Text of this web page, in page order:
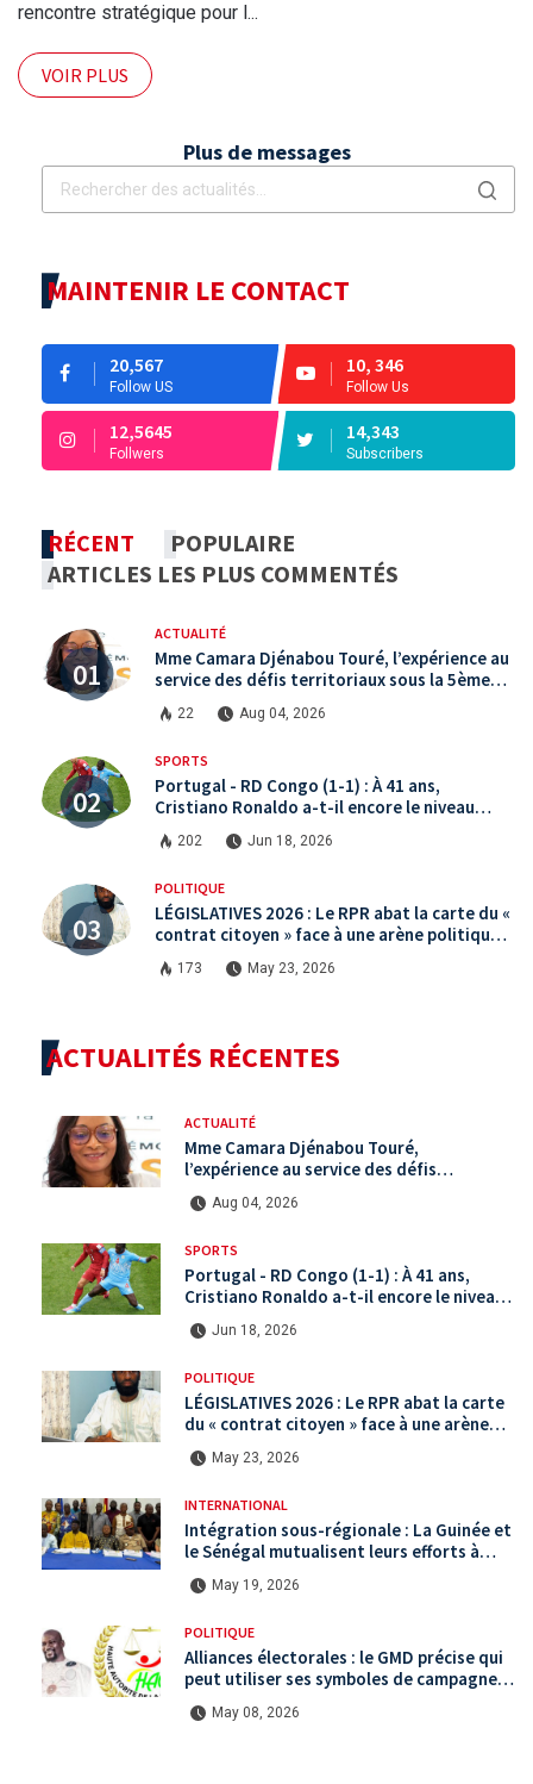
rencontre stratégique pour l...
VOIR PLUS
Plus de messages
MAINTENIR LE CONTACT
20,567
Follow US
10, 346
Follow Us
12,5645
Follwers
14,343
Subscribers
RÉCENT
POPULAIRE
ARTICLES LES PLUS COMMENTÉS
ACTUALITÉ
Mme Camara Djénabou Touré, l’expérience au
service des défis territoriaux sous la 5ème
République
22 Aug 04, 2026
SPORTS
Portugal - RD Congo (1-1) : À 41 ans,
Cristiano Ronaldo a-t-il encore le niveau
international ?
202 Jun 18, 2026
POLITIQUE
LÉGISLATIVES 2026 : Le RPR abat la carte du «
contrat citoyen » face à une arène politique
saturée.
173 May 23, 2026
ACTUALITÉS RÉCENTES
ACTUALITÉ
Mme Camara Djénabou Touré,
l’expérience au service des défis
territoriaux sous la 5ème République
Aug 04, 2026
SPORTS
Portugal - RD Congo (1-1) : À 41 ans,
Cristiano Ronaldo a-t-il encore le niveau
international ?
Jun 18, 2026
POLITIQUE
LÉGISLATIVES 2026 : Le RPR abat la carte
du « contrat citoyen » face à une arène
politique saturée.
May 23, 2026
INTERNATIONAL
Intégration sous-régionale : La Guinée et
le Sénégal mutualisent leurs efforts à
Koundara via le programme RéZo
May 19, 2026
POLITIQUE
Alliances électorales : le GMD précise qui
peut utiliser ses symboles de campagne
avant le scrutin du 31 mai
May 08, 2026